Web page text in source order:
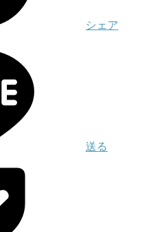
シェア
送る